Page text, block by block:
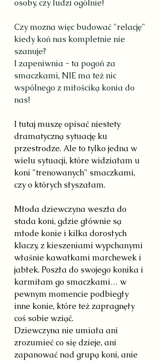
osoby, czy ludzi ogólnie!
Czy mozna więc budować "relację"
kiedy koń nas kompletnie nie
szanuje?
I zapeniwnia - ta pogoń za
smaczkami, NIE ma też nic
wspólnego z miłościką konia do
nas!
I tutaj muszę opisać niestety
dramatyczną sytuację ku
przestrodze. Ale to tylko jedna w
wielu sytuacji, które widziałam u
koni "trenowanych" smaczkami,
czy o których słyszałam.
Młoda dziewczyna weszła do
stada koni, gdzie głównie są
młode konie i kilka dorosłych
klaczy, z kieszeniami wypchanymi
właśnie kawałkami marchewek i
jabłek. Poszła do swojego konika i
karmiłam go smaczkami… w
pewnym momencie podbiegły
inne konie, które też zapragnęły
coś sobie wziąć.
Dziewczyna nie umiała ani
zrozumieć co się dzieje, ani
zapanować nad grupą koni, anie